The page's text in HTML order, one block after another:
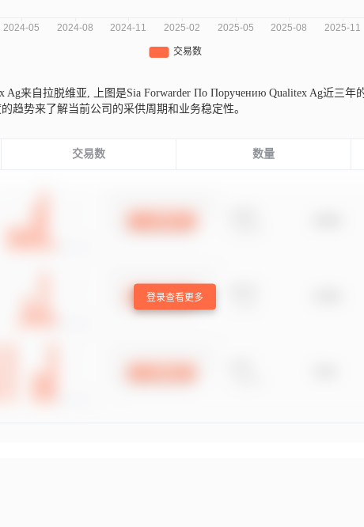
Ag来自拉脱维亚,
上图是Sia Forwarder По Поручению Qualitex Ag近三
趋势来了解当前公司的采供周期和业务稳定性。
交易数 数量
登录查看更多